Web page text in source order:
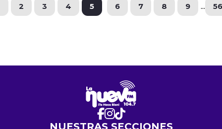
2 3 4 5 6 7 8 9 ... 56
NUESTRAS SECCIONES